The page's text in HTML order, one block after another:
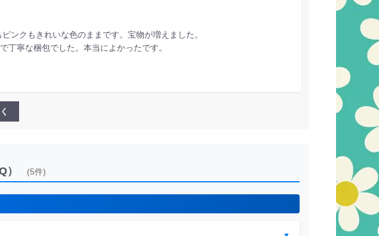
ンクもきれいな色のままです。宝物が増えました。
寧な梱包でした。本当によかったです。
） (5件)